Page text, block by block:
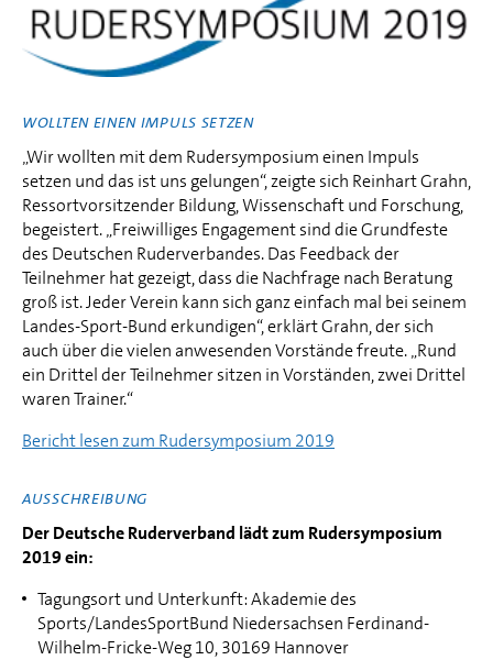
WOLLTEN EINEN IMPULS SETZEN
„Wir wollten mit dem Rudersymposium einen Impuls
setzen und das ist uns gelungen“, zeigte sich Reinhart Grahn,
Ressortvorsitzender Bildung, Wissenschaft und Forschung,
begeistert. „Freiwilliges Engagement sind die Grundfeste
des Deutschen Ruderverbandes. Das Feedback der
Teilnehmer hat gezeigt, dass die Nachfrage nach Beratung
groß ist. Jeder Verein kann sich ganz einfach mal bei seinem
Landes-Sport-Bund erkundigen“, erklärt Grahn, der sich
auch über die vielen anwesenden Vorstände freute. „Rund
ein Drittel der Teilnehmer sitzen in Vorständen, zwei Drittel
waren Trainer.“
Bericht lesen zum Rudersymposium 2019
AUSSCHREIBUNG
Der Deutsche Ruderverband lädt zum Rudersymposium
2019 ein:
Tagungsort und Unterkunft: Akademie des
Sports/LandesSportBund Niedersachsen Ferdinand-
Wilhelm-Fricke-Weg 10, 30169 Hannover